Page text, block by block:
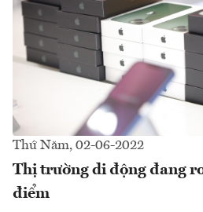
Thứ Năm, 02-06-2022
Thị trường di động đang
điểm